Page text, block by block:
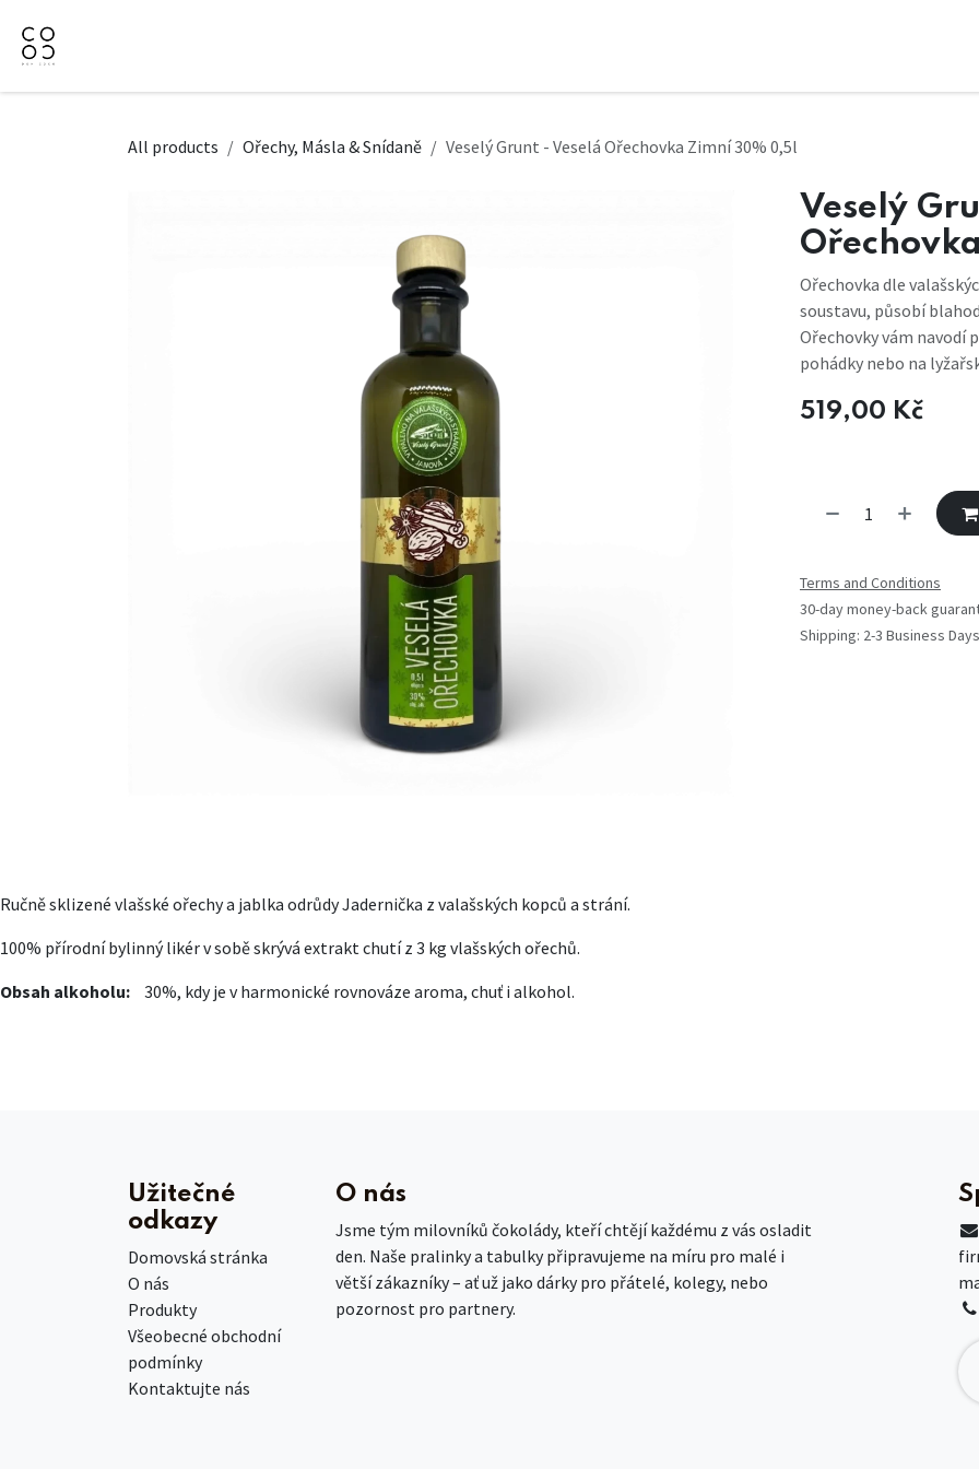
All products Ořechy, Másla & Snídaně Veselý Grunt - Veselá Ořechovka Zimní 30% 0,5l
Veselý
Ořechovka dle
soustavu, působí
Ořechovky vám navodí
pohádky nebo na
519,00 Kč
Terms and Conditions
30-day money-back
Shipping: 2-3 Business Days
Ručně sklizené vlašské ořechy a jablka odrůdy Jadernička z valašských kopců a strání.
100% přírodní bylinný likér v sobě skrývá extrakt chutí z 3 kg vlašských ořechů.
Obsah alkoholu:
30%, kdy je v harmonické rovnováze aroma, chuť i alkohol.
Užitečné
odkazy
Domovská stránka
O nás
Produkty
Všeobecné obchodní
podmínky
Kontaktujte nás
O nás
Jsme tým milovníků čokolády, kteří chtějí každému z vás osladit
den. Naše pralinky a tabulky připravujeme na míru pro malé i
větší zákazníky – ať už jako dárky pro přátelé, kolegy, nebo
pozornost pro partnery.